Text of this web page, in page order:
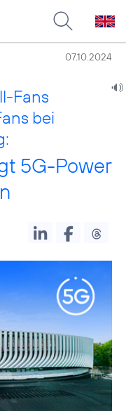
07.10.2024
Fans
bei
5G-Power